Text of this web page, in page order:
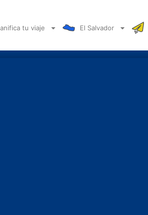
tu viaje El Salvador